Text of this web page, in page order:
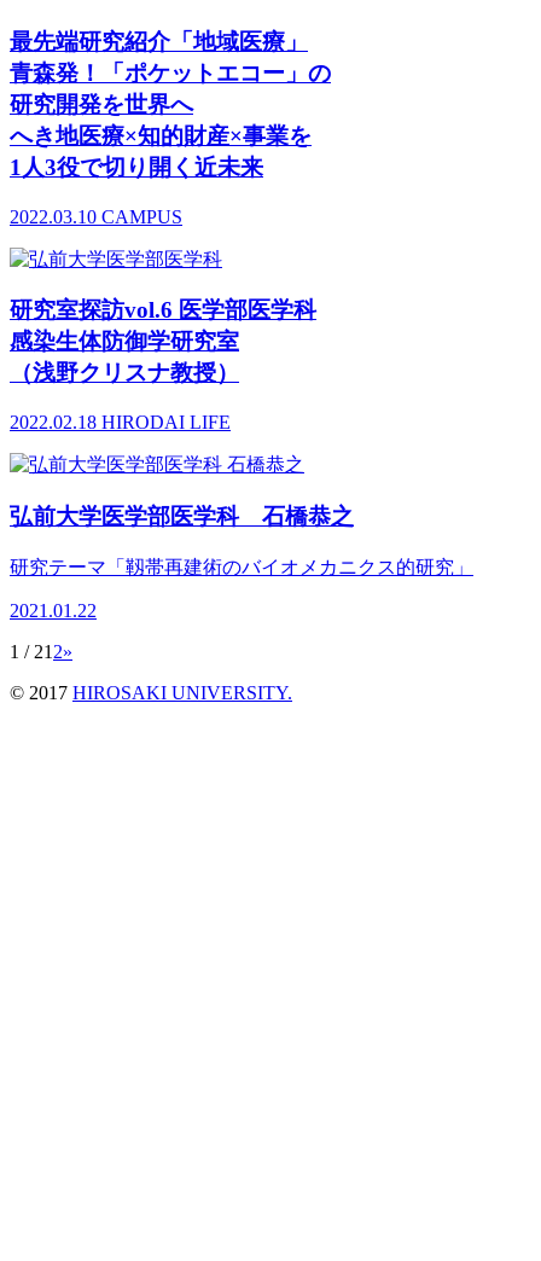
最先端研究紹介「地域医療」
青森発！「ポケットエコー」の
研究開発を世界へ
へき地医療×知的財産×事業を
1人3役で切り開く近未来
2022.03.10 CAMPUS
研究室探訪vol.6 医学部医学科
感染生体防御学研究室
（浅野クリスナ教授）
2022.02.18 HIRODAI LIFE
弘前大学医学部医学科 石橋恭之
研究テーマ「靱帯再建術のバイオメカニクス的研究」
2021.01.22
1 / 21 2»
© 2017 HIROSAKI UNIVERSITY.